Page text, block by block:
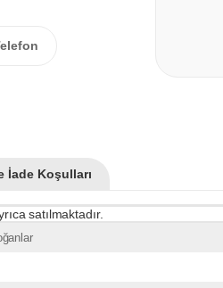
İade Koşulları
satılmaktadır.